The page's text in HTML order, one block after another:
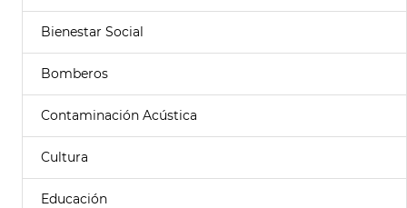
Bienestar Social
Bomberos
Contaminación Acústica
Cultura
Educación